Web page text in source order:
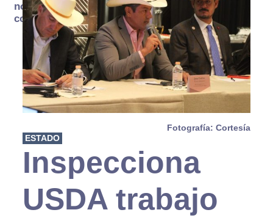
no se
consume
Fotografía: Cortesía
ESTADO
Inspecciona
USDA trabajo